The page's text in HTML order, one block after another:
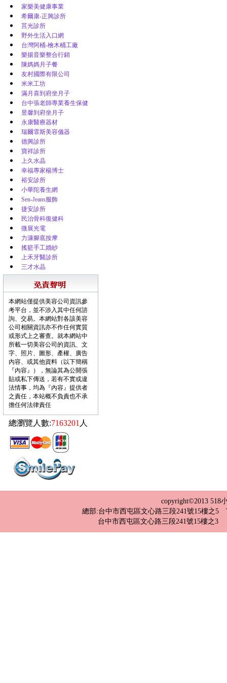
家樂美健康事業
希爾康-正興診所
莒光診所
野外生活入口網
台灣阿桶-檜木桶工廠
樂揚音樂整合行銷
陳媽媽月子餐
友村國際有限公司
米米工坊
滿月喜到府坐月子
台中張老師專業養生保健
昱馨到府坐月子
永康醫療器材
瑞爾霏斯美容儀器
德興診所
寶祥診所
上久水晶
幸福專家楊博士
裕安診所
小華陀養生網
Sen-Jeans服飾
捷安診所
民治骨科復健科
微展光電
力漮腳底按摩
搖籃手工婚紗
上禾牙醫診所
三才水晶
本網站僅提供美容公司資訊參
考平台，並不涉入其中任何諮
詢、交易。本網站對各該美容
公司相關資訊亦不作任何實質
或形式上之審查。就本網站中
所載一切美容公司的資訊、文
字、照片、圖形、產權、廣告
內容、或其他資料（以下簡稱
『內容』），無論其為公開張
貼或私下傳送，若有不實或違
法情事，均為『內容』提供者
之責任，本站概不負責也不承
擔任何法律責任
總瀏覽人數:7163201 人
copyright©2013
總部:台中市西屯區文心路三段241號15樓之5
台中市西屯區文心路三段241號15樓之